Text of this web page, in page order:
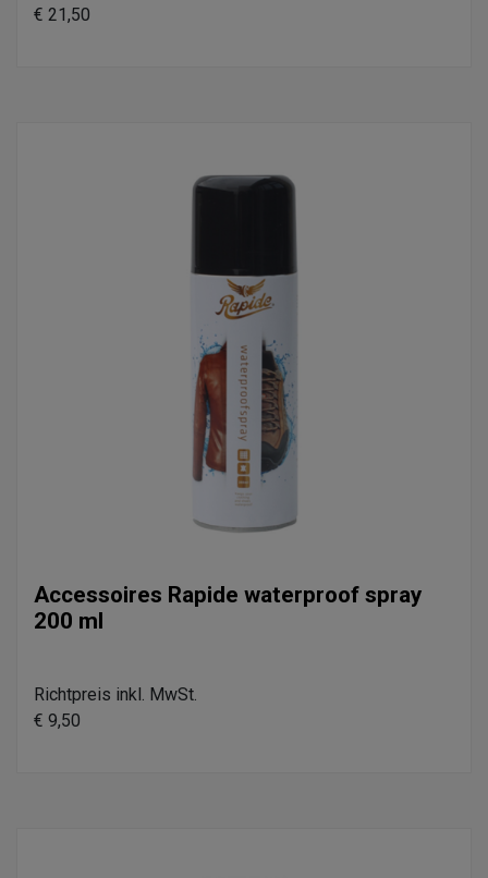
€ 21,50
Accessoires Rapide waterproof spray
200 ml
Richtpreis inkl. MwSt.
€ 9,50